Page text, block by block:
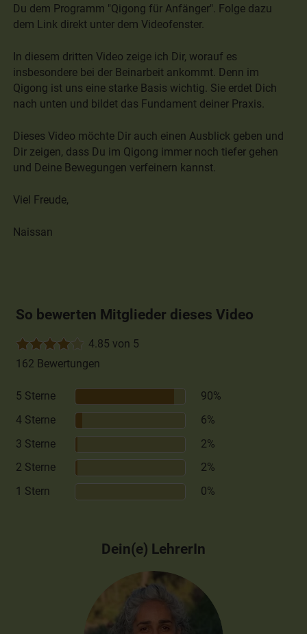
Du dem Programm "Qigong für Anfänger". Folge dazu
dem Link direkt unter dem Videofenster.
In diesem dritten Video zeige ich Dir, worauf es
insbesondere bei der Beinarbeit ankommt. Denn im
Qigong ist uns eine starke Basis wichtig. Sie erdet Dich
nach unten und bildet das Fundament deiner Praxis.
Dieses Video möchte Dir auch einen Ausblick geben und
Dir zeigen, dass Du im Qigong immer noch tiefer gehen
und Deine Bewegungen verfeinern kannst.
Viel Freude,
Naissan
So bewerten Mitglieder dieses Video
4.85 von 5
162 Bewertungen
5 Sterne
90%
4 Sterne
6%
3 Sterne
2%
2 Sterne
2%
1 Stern
0%
Dein(e) LehrerIn